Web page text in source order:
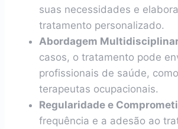
suas necessidades e
tratamento personalizado.
Abordagem
casos, o tratamento pode
profissionais de saúde,
terapeutas ocupacionais.
Regularidade e
frequência e a adesão ao